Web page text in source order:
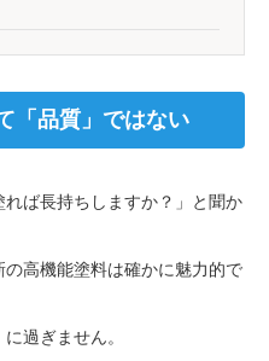
「品質」ではない
ば長持ちしますか？」と聞か
高機能塗料は確かに魅力的で
過ぎません。